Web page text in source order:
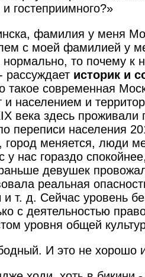
гостеприимного?»
фамилия у меня
с моей фамилией у
нормально, то почему к
рассуждает историк и
такое современная
и населением и
века здесь
переписи населения
город меняется, люди
у нас гораздо
девушек
реальная
и т. д. Сейчас уровень
с деятельностью
уровня общей
И это не хорошо